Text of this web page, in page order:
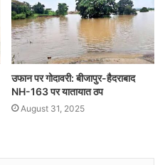
उफान पर गोदावरी: बीजापुर-हैदराबाद
NH-163 पर यातायात ठप
August 31, 2025